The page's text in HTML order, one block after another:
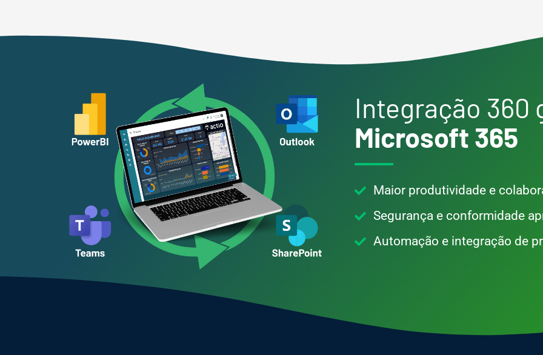
Integração 360
Microsoft 365
Maior produtividade e
Segurança e conformidade
Automação e integração de